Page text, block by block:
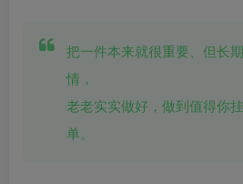
把一件本来就很重要、但长
情，
老老实实做好，做到值得你
单。